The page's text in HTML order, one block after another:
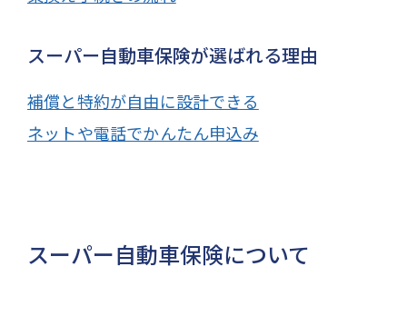
スーパー自動車保険が選ばれる理由
補償と特約が自由に設計できる
ネットや電話でかんたん申込み
スーパー自動車保険について